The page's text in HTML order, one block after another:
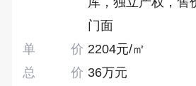
门面
单价 2204元/㎡
总价 36万元